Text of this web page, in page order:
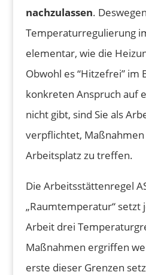
nachzulassen.
Temperaturregulierung
elementar, wie die
Obwohl es “Hitzefrei” im
konkreten Anspruch auf
nicht gibt, sind Sie als
verpflichtet, Maßnahmen
Arbeitsplatz zu treffen.
Die Arbeitsstättenregel
„Raumtemperatur“ setzt
Arbeit drei
Maßnahmen ergriffen
erste dieser Grenzen